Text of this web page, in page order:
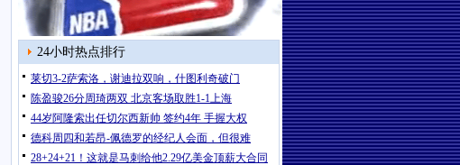
24小时热点排行
莱切3-2萨索洛，谢迪拉双响，什图利奇破门
陈盈骏26分周琦两双 北京客场取胜1-1上海
44岁阿隆索出任切尔西新帅 签约4年 手握大权
德科周四和若昂-佩德罗的经纪人会面，但很难
28+24+21！这就是马刺给他2.29亿美金顶薪大合同